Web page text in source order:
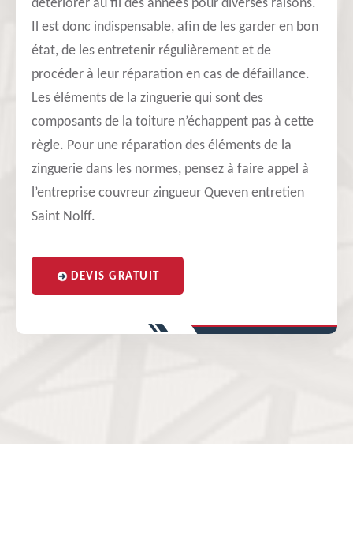
détériorer au fil des années pour diverses raisons.
Il est donc indispensable, afin de les garder en bon
état, de les entretenir régulièrement et de
procéder à leur réparation en cas de défaillance.
Les éléments de la zinguerie qui sont des
composants de la toiture n’échappent pas à cette
règle. Pour une réparation des éléments de la
zinguerie dans les normes, pensez à faire appel à
l’entreprise couvreur zingueur Queven entretien
Saint Nolff.
DEVIS GRATUIT